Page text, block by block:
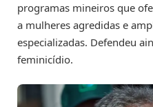
programas mineiros que
a mulheres agredidas e
especializadas. Defendeu
feminicídio.